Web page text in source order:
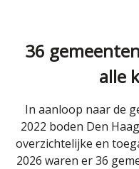
36
alle
In aanloop naar de
2022 boden Den
overzichtelijke en
2026 waren er 36